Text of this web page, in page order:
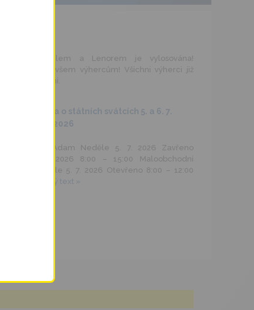
Soutěž s Arielem a Lenorem je vylosována!
Blahopřejeme všem výhercům! Všichni výherci již
byli kontaktováni.
Otevírací doba o státních svátcích 5. a 6. 7.
– 29.06.2026
Velkoobchod Adam Neděle 5. 7. 2026 Zavřeno
Pondělí 6. 7. 2026 8:00 – 15:00 Maloobchodní
prodejny Neděle 5. 7. 2026 Otevřeno 8:00 – 12:00
celý text »